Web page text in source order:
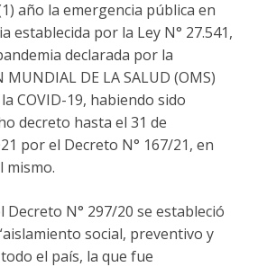
año la emergencia pública en
establecida por la Ley N° 27.541,
declarada por la
MUNDIAL DE LA SALUD (OMS)
COVID-19, habiendo sido
decreto hasta el 31 de
por el Decreto N° 167/21, en
mismo.
Decreto N° 297/20 se estableció
social, preventivo y
el país, la que fue